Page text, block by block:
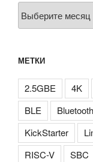
МЕТКИ
2.5GBE 4K
BLE
Bluetooth
KickStarter
RISC-V
SBC